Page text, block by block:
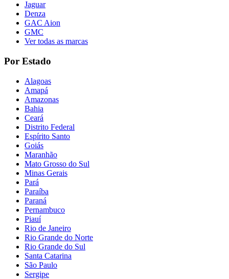
Jaguar
Denza
GAC Aion
GMC
Ver todas as marcas
Por Estado
Alagoas
Amapá
Amazonas
Bahia
Ceará
Distrito Federal
Espírito Santo
Goiás
Maranhão
Mato Grosso do Sul
Minas Gerais
Pará
Paraíba
Paraná
Pernambuco
Piauí
Rio de Janeiro
Rio Grande do Norte
Rio Grande do Sul
Santa Catarina
São Paulo
Sergipe